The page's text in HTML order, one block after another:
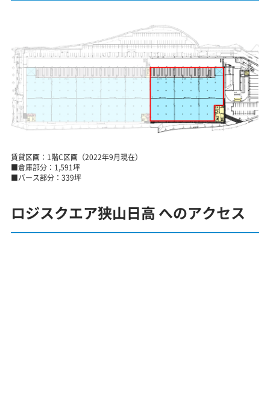
賃貸区画：1階C区画（2022年9月現在）
■倉庫部分：1,591坪
■バース部分：339坪
ロジスクエア狭山日高 へのアクセス